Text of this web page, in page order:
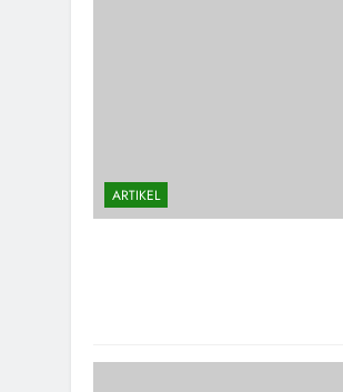
ARTIKEL